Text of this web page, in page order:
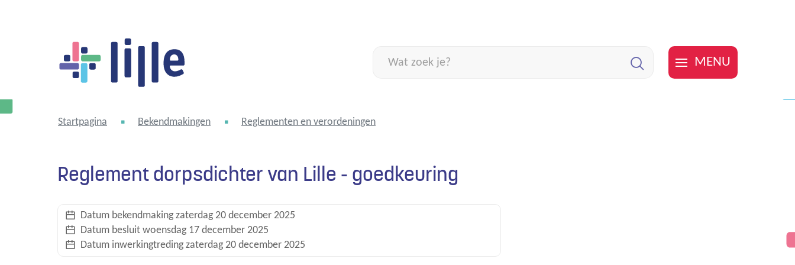
Lille
zoek
MENU
Startpagina Bekendmakingen Reglementen en verordeningen
Reglement dorpsdichter van Lille - goedkeuring
Datum bekendmakingzaterdag 20 december 2025
Datum besluit woensdag 17 december 2025
Datum inwerkingtredingzaterdag 20 december 2025